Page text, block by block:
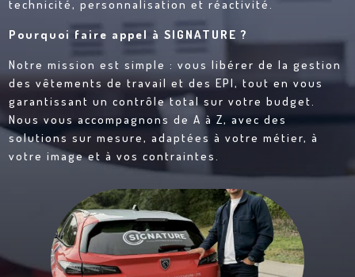
technicité, personnalisation et réactivité.
Pourquoi faire appel à SIGNATURE ?
Notre mission est simple : vous libérer de la gestion
des vêtements de travail et des EPI, tout en vous
garantissant un contrôle total sur votre budget.
Nous vous accompagnons de A à Z, avec des
solutions sur mesure, adaptées à votre métier, à
votre image et à vos contraintes.